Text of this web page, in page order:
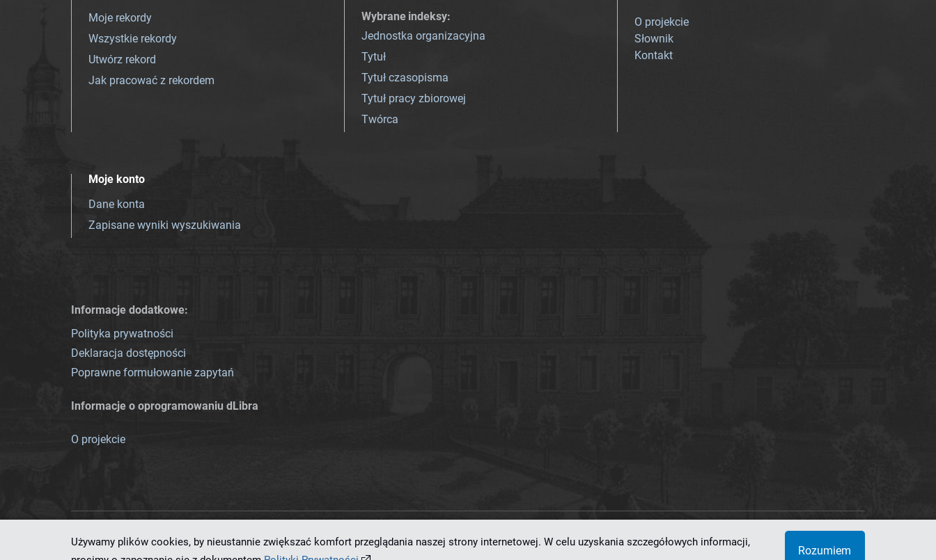
Moje rekordy
Wszystkie rekordy
Utwórz rekord
Jak pracować z rekordem
Wybrane indeksy:
Jednostka organizacyjna
Tytuł
Tytuł czasopisma
Tytuł pracy zbiorowej
Twórca
O projekcie
Słownik
Kontakt
Moje konto
Dane konta
Zapisane wyniki wyszukiwania
Informacje dodatkowe:
Polityka prywatności
Deklaracja dostępności
Poprawne formułowanie zapytań
Informacje o oprogramowaniu dLibra
O projekcie
Ten serwis działa dzięki oprogramowaniudLibra 7.0.0-SNAPSHOT opracowanemu przezPoznańskie Centrum Superkomputerowo-Sieciowe
Używamy plików cookies, by nieustannie zwiększać komfort przeglądania naszej strony internetowej. W celu uzyskania szczegółowych informacji,
Rozumiem